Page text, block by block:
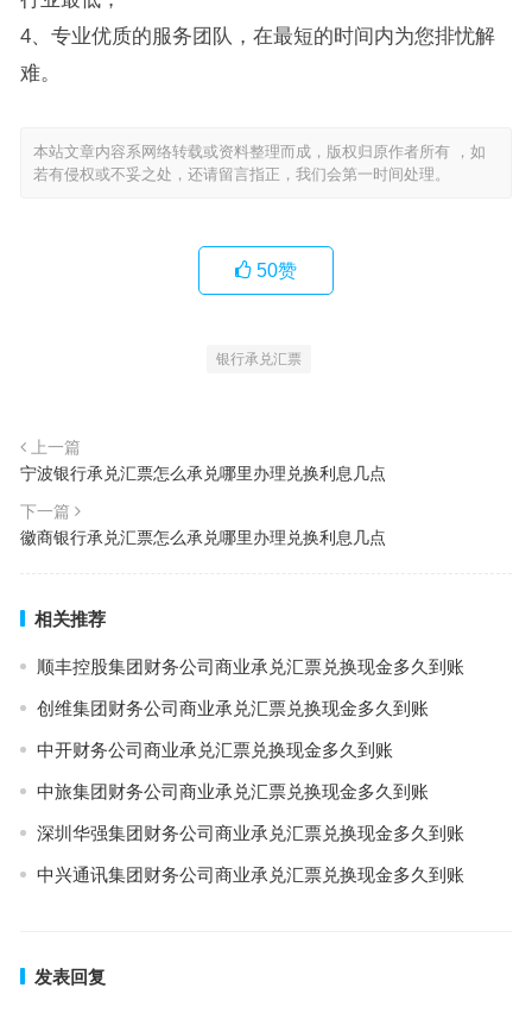
4、专业优质的服务团队，在最短的时间内为您排忧解
难。
本站文章内容系网络转载或资料整理而成，版权归原作者所有 ，如
若有侵权或不妥之处，还请留言指正，我们会第一时间处理。
50赞
银行承兑汇票
上一篇
宁波银行承兑汇票怎么承兑哪里办理兑换利息几点
下一篇
徽商银行承兑汇票怎么承兑哪里办理兑换利息几点
相关推荐
顺丰控股集团财务公司商业承兑汇票兑换现金多久到账
创维集团财务公司商业承兑汇票兑换现金多久到账
中开财务公司商业承兑汇票兑换现金多久到账
中旅集团财务公司商业承兑汇票兑换现金多久到账
深圳华强集团财务公司商业承兑汇票兑换现金多久到账
中兴通讯集团财务公司商业承兑汇票兑换现金多久到账
发表回复